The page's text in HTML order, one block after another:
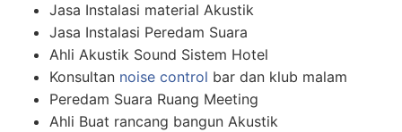
Jasa Instalasi material Akustik
Jasa Instalasi Peredam Suara
Ahli Akustik Sound Sistem Hotel
Konsultan noise control bar dan klub malam
Peredam Suara Ruang Meeting
Ahli Buat rancang bangun Akustik